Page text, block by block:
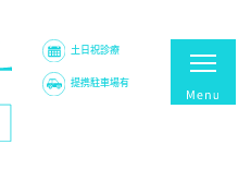
土日祝診療
提携駐車場有